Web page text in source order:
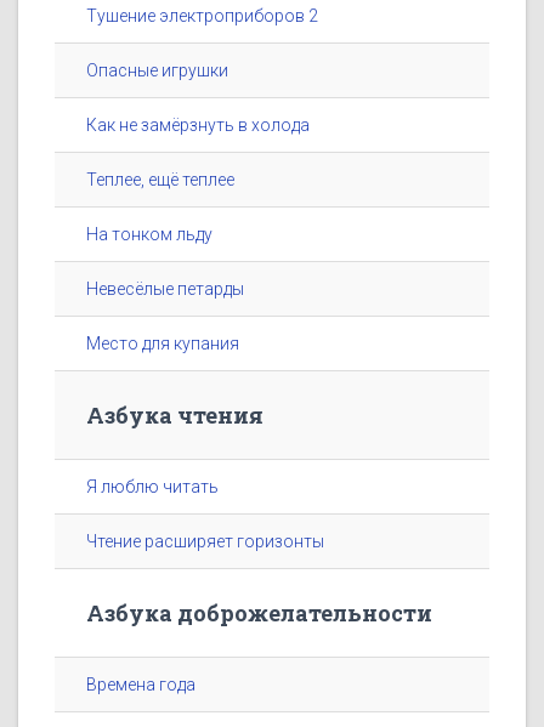
Тушение электроприборов 2
Опасные игрушки
Как не замёрзнуть в холода
Теплее, ещё теплее
На тонком льду
Невесёлые петарды
Место для купания
Азбука чтения
Я люблю читать
Чтение расширяет горизонты
Азбука доброжелательности
Времена года